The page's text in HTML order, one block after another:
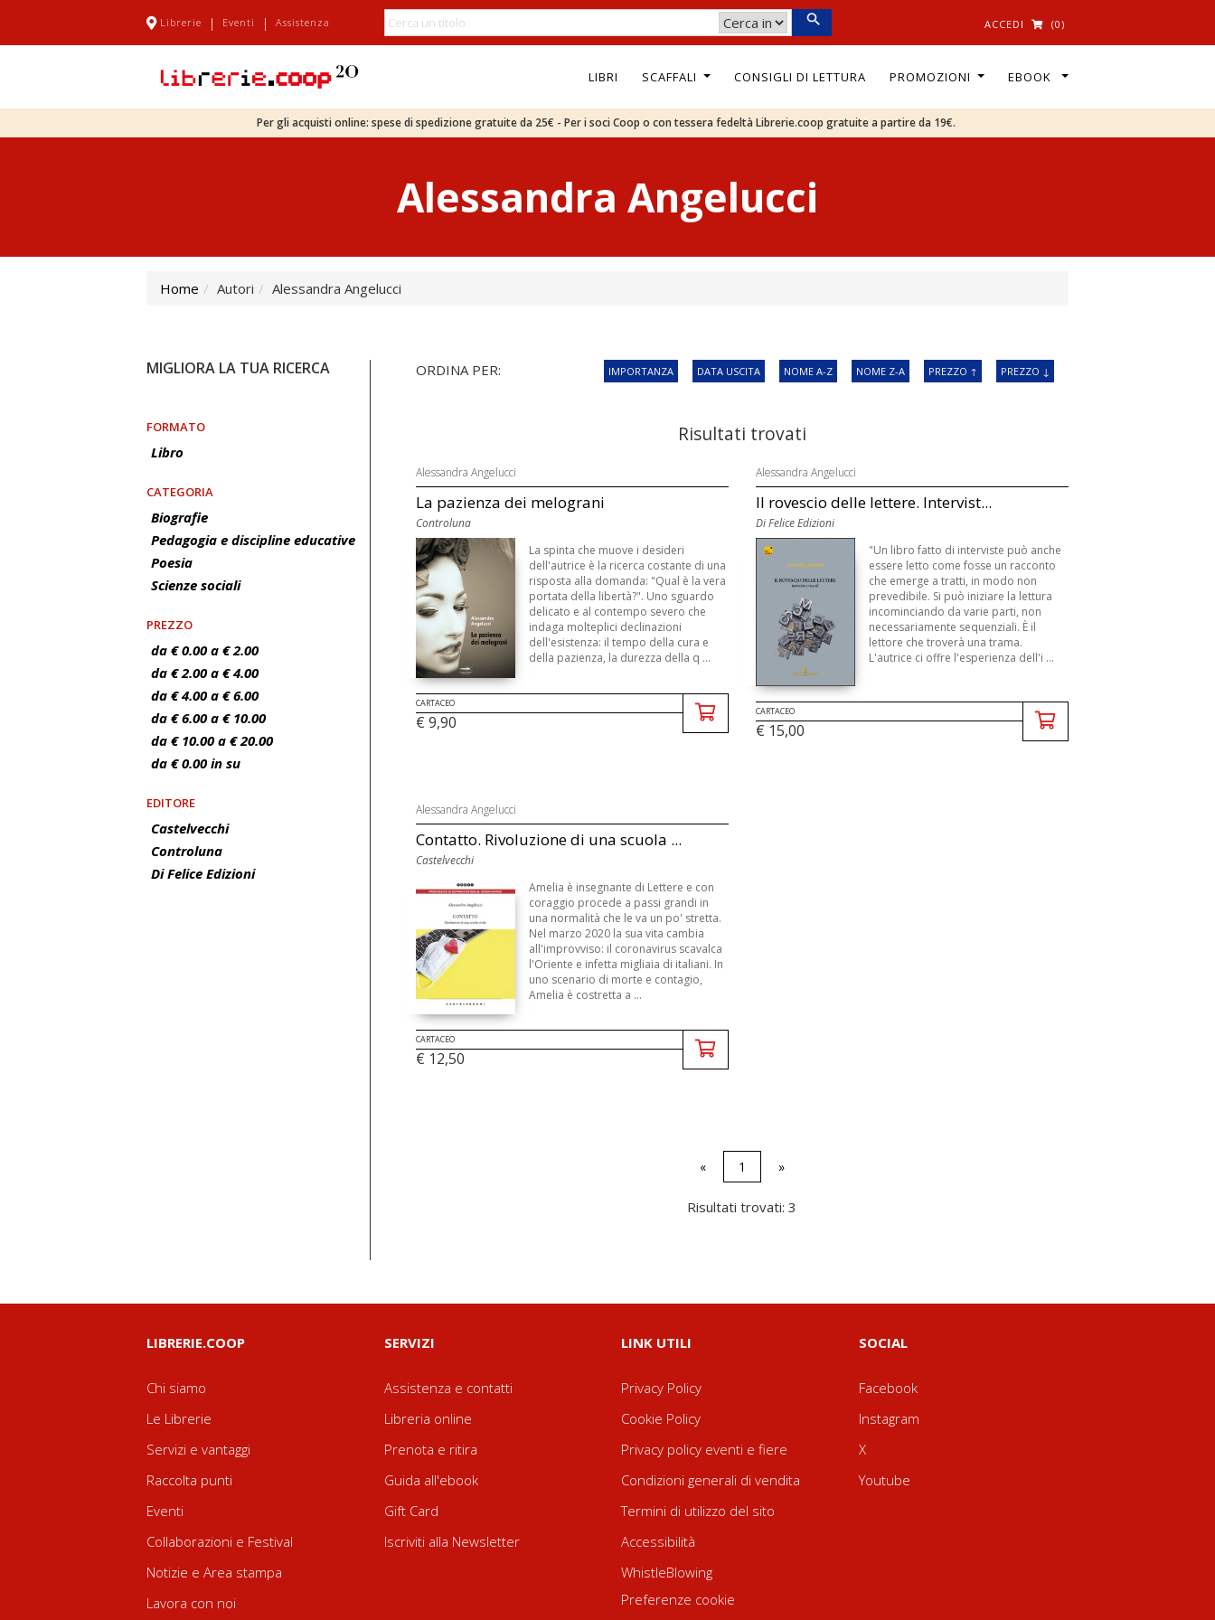
Librerie | Eventi | Assistenza ACCEDI (0)
LIBRI SCAFFALI CONSIGLI DI LETTURA PROMOZIONI EBOOK
Per gli acquisti online: spese di spedizione gratuite da 25€ - Per i soci Coop o con tessera fedeltà Librerie.coop gratuite a partire da 19€.
Alessandra Angelucci
Home Autori Alessandra Angelucci
MIGLIORA LA TUA RICERCA
FORMATO
Libro
CATEGORIA
Biografie
Pedagogia e discipline educative
Poesia
Scienze sociali
PREZZO
da € 0.00 a € 2.00
da € 2.00 a € 4.00
da € 4.00 a € 6.00
da € 6.00 a € 10.00
da € 10.00 a € 20.00
da € 0.00 in su
EDITORE
Castelvecchi
Controluna
Di Felice Edizioni
ORDINA PER: IMPORTANZA DATA USCITA NOME A-Z NOME Z-A PREZZO ↑ PREZZO ↓
Risultati trovati
Alessandra Angelucci
La pazienza dei melograni
Controluna
La spinta che muove i desideri
dell'autrice è la ricerca costante di una
risposta alla domanda: "Qual è la vera
portata della libertà?". Uno sguardo
delicato e al contempo severo che
indaga molteplici declinazioni
dell'esistenza: il tempo della cura e
della pazienza, la durezza della q ...
CARTACEO
€ 9,90
Alessandra Angelucci
Il rovescio delle lettere. Intervist...
Di Felice Edizioni
"Un libro fatto di interviste può anche
essere letto come fosse un racconto
che emerge a tratti, in modo non
prevedibile. Si può iniziare la lettura
incominciando da varie parti, non
necessariamente sequenziali. È il
lettore che troverà una trama.
L'autrice ci offre l'esperienza dell'i ...
CARTACEO
€ 15,00
Alessandra Angelucci
Contatto. Rivoluzione di una scuola ...
Castelvecchi
Amelia è insegnante di Lettere e con
coraggio procede a passi grandi in
una normalità che le va un po' stretta.
Nel marzo 2020 la sua vita cambia
all'improvviso: il coronavirus scavalca
l'Oriente e infetta migliaia di italiani. In
uno scenario di morte e contagio,
Amelia è costretta a ...
CARTACEO
€ 12,50
« 1 »
Risultati trovati: 3
LIBRERIE.COOP
Chi siamo
Le Librerie
Servizi e vantaggi
Raccolta punti
Eventi
Collaborazioni e Festival
Notizie e Area stampa
Lavora con noi
SERVIZI
Assistenza e contatti
Libreria online
Prenota e ritira
Guida all'ebook
Gift Card
Iscriviti alla Newsletter
LINK UTILI
Privacy Policy
Cookie Policy
Privacy policy eventi e fiere
Condizioni generali di vendita
Termini di utilizzo del sito
Accessibilità
WhistleBlowing
Preferenze cookie
SOCIAL
Facebook
Instagram
X
Youtube